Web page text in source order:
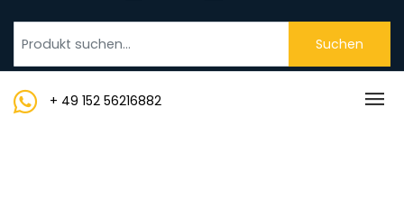
Suchen
+ 49 152 56216882